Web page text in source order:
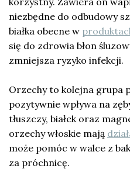
niezbędne do odbudowy
białka obecne w
się do zdrowia błon
zmniejsza ryzyko infekcji.
Orzechy to kolejna grupa
pozytywnie wpływa na
tłuszczy, białek oraz
orzechy włoskie mają
może pomóc w walce z
za próchnicę.